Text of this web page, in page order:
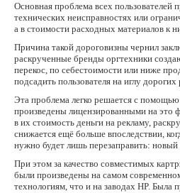
Основная проблема всех пользователей
технических неисправностях или
а в стоимости расходных материалов к
Причина такой дороговизны чернил
раскрученные бренды оргтехники
перекос, по себестоимости или ниже
подсадить пользователя на иглу дорогих
Эта проблема легко решается с
произведены лицензированными на это
в их стоимость деньги на рекламу,
снижается ещё больше впоследствии,
нужно будет лишь перезаправить:
При этом за качество совместимых
были произведены на самом
технологиям, что и на заводах HP. Была